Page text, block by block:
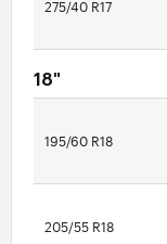
275/40 R17
18"
195/60 R18
205/55 R18